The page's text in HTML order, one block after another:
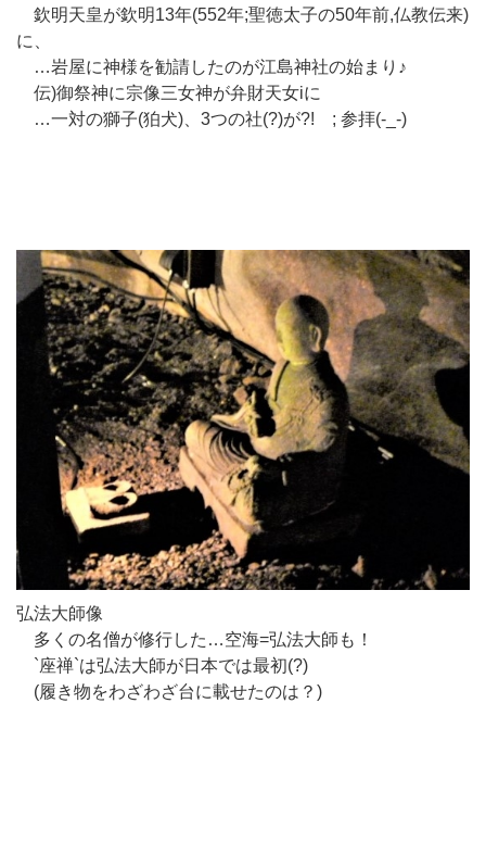
欽明天皇が欽明13年(552年;聖徳太子の50年前,仏教伝来)
に、
…岩屋に神様を勧請したのが江島神社の始まり♪
伝)御祭神に宗像三女神が弁財天女iに
…一対の獅子(狛犬)、3つの社(?)が?! ; 参拝(-_-)
弘法大師像
多くの名僧が修行した…空海=弘法大師も！
`座禅`は弘法大師が日本では最初(?)
(履き物をわざわざ台に載せたのは？)